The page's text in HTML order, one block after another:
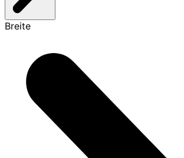
Breite